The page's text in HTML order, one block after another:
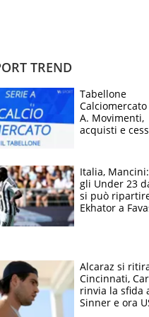
TREND
Tabellone
A. Movimenti,
acquisti e
Italia,
gli Under 23
si può
Ekhator a
Alcaraz si
Cincinnati,
rinvia la sfida
Sinner e ora